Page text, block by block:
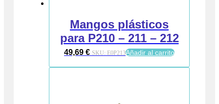
Mangos plásticos
para P210 – 211 – 212
49,69 € SKU: E0P213Añadir al carrito